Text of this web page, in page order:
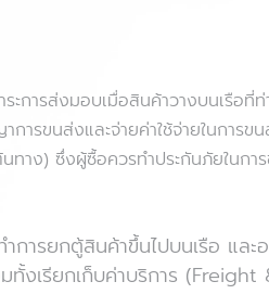
การส่งมอบเมื่อสินค้าวางบนเรือ
รขนส่งและจ่ายค่าใช้จ่ายในการข
ทาง) ซึ่งผู้ซื้อควรทำประกันภัยในกา
การยกตู้สินค้าขึ้นไปบนเรือ แ
งเรียกเก็บค่าบริการ